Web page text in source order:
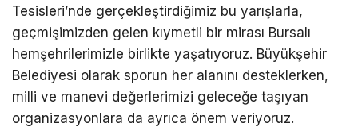
Tesisleri’nde gerçekleştirdiğimiz bu yarışlarla,
geçmişimizden gelen kıymetli bir mirası Bursalı
hemşehrilerimizle birlikte yaşatıyoruz. Büyükşehir
Belediyesi olarak sporun her alanını desteklerken,
milli ve manevi değerlerimizi geleceğe taşıyan
organizasyonlara da ayrıca önem veriyoruz.